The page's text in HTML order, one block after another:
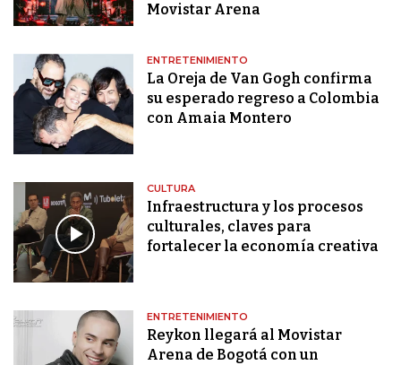
Movistar Arena
ENTRETENIMIENTO
La Oreja de Van Gogh confirma
su esperado regreso a Colombia
con Amaia Montero
CULTURA
Infraestructura y los procesos
culturales, claves para
fortalecer la economía creativa
ENTRETENIMIENTO
Reykon llegará al Movistar
Arena de Bogotá con un